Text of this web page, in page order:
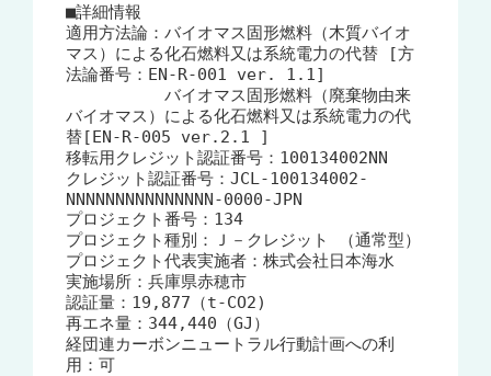
■詳細情報
適用方法論：バイオマス固形燃料（木質バイオ
マス）による化石燃料又は系統電力の代替 [方
法論番号：EN-R-001 ver. 1.1]
バイオマス固形燃料（廃棄物由来
バイオマス）による化石燃料又は系統電力の代
替[EN-R-005 ver.2.1 ]
移転用クレジット認証番号：100134002NN
クレジット認証番号：JCL-100134002-
NNNNNNNNNNNNNNN-0000-JPN
プロジェクト番号：134
プロジェクト種別：Ｊ－クレジット （通常型）
プロジェクト代表実施者：株式会社日本海水
実施場所：兵庫県赤穂市
認証量：19,877（t-CO2)
再エネ量：344,440（GJ）
経団連カーボンニュートラル行動計画への利
用：可